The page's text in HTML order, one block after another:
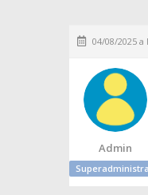
04/08/2025 a
Admin